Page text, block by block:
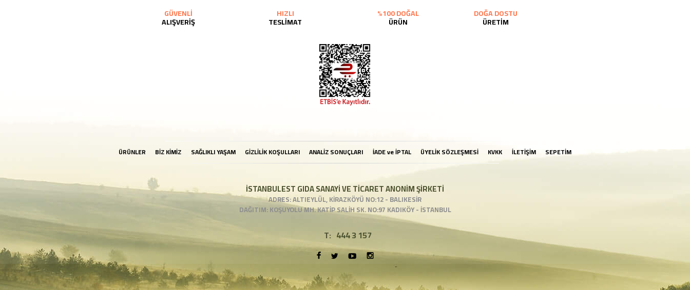
GÜVENLİ
ALIŞVERİŞ
HIZLI
TESLİMAT
%100 DOĞAL
ÜRÜN
DOĞA DOSTU
ÜRETİM
ÜRÜNLER BİZ KİMİZ SAĞLIKLI YAŞAM GİZLİLİK KOŞULLARI ANALİZ SONUÇLARI İADE ve İPTAL ÜYELİK SÖZLEŞMESİ KVKK İLETİŞİM SEPETİM
İSTANBULEST GIDA SANAYİ VE TİCARET ANONİM ŞİRKETİ
ADRES: ALTIEYLÜL, KİRAZKÖYÜ NO:12 - BALIKESİR
DAĞITIM: KOŞUYOLU MH. KATİP SALİH SK. NO:97 KADIKÖY - İSTANBUL
T: 444 3 157